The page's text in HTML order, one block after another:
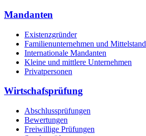
Mandanten
Existenzgründer
Familienunternehmen und Mittelstand
Internationale Mandanten
Kleine und mittlere Unternehmen
Privatpersonen
Wirtschafsprüfung
Abschlussprüfungen
Bewertungen
Freiwillige Prüfungen